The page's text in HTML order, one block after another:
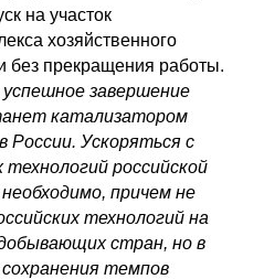
на участок
хозяйственного
без прекращения работы.
завершение
катализатором
России. Ускоряться с
российской
причем не
технологий на
стран, но в
темпов